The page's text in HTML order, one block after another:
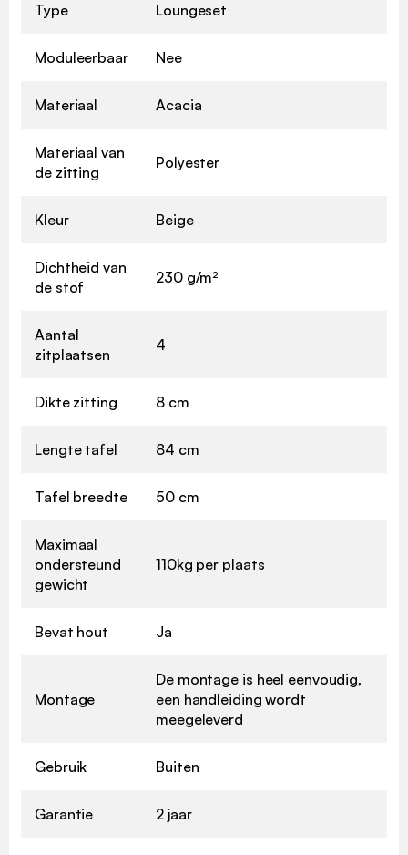
Type Loungeset
Moduleerbaar Nee
Materiaal Acacia
Materiaal van
de zitting
Polyester
Kleur Beige
Dichtheid van
de stof
230 g/m²
Aantal
zitplaatsen
4
Dikte zitting 8 cm
Lengte tafel 84 cm
Tafel breedte 50 cm
Maximaal
ondersteund
gewicht
110kg per plaats
Bevat hout Ja
Montage
De montage is heel eenvoudig,
een handleiding wordt
meegeleverd
Gebruik Buiten
Garantie 2 jaar